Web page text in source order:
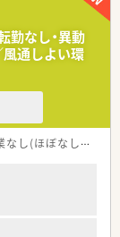
等のマネジメン
ストを目指すこ
ッフなど活動領
へもしっかりと関
っています
しいメリットも
勤なし・異動
風通しよい環
し(ほぼなし含む)